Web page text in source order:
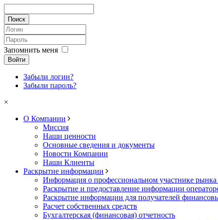
Запомнить меня
Войти
Забыли логин?
Забыли пароль?
×
О Компании
Миссия
Наши ценности
Основные сведения и документы
Новости Компании
Наши Клиенты
Раскрытие информации
Информация о профессиональном участнике
Раскрытие и предоставление информации
Раскрытие информации для получателей
Расчет собственных средств
Бухгалтерская (финансовая) отчетность